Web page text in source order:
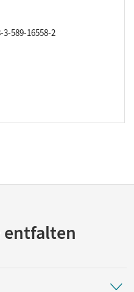
589-16558-2
entfalten